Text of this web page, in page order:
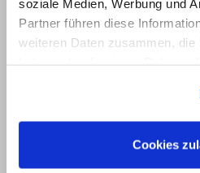
soziale Medien, Werbung und
Partner führen diese
weiteren Daten zusammen, die
Cookies
Signatur: RW 53
Datum: 1982 - 1990